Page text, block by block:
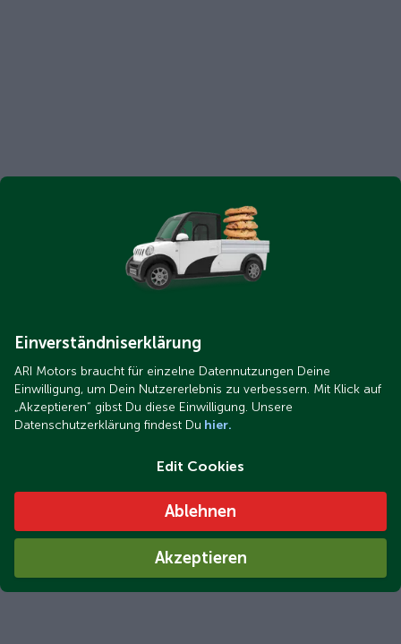
Einverständniserklärung
ARI Motors braucht für einzelne Datennutzungen Deine
Einwilligung, um Dein Nutzererlebnis zu verbessern. Mit Klick auf
„Akzeptieren“ gibst Du diese Einwilligung. Unsere
Datenschutzerklärung findest Du hier.
Edit Cookies
Ablehnen
Akzeptieren